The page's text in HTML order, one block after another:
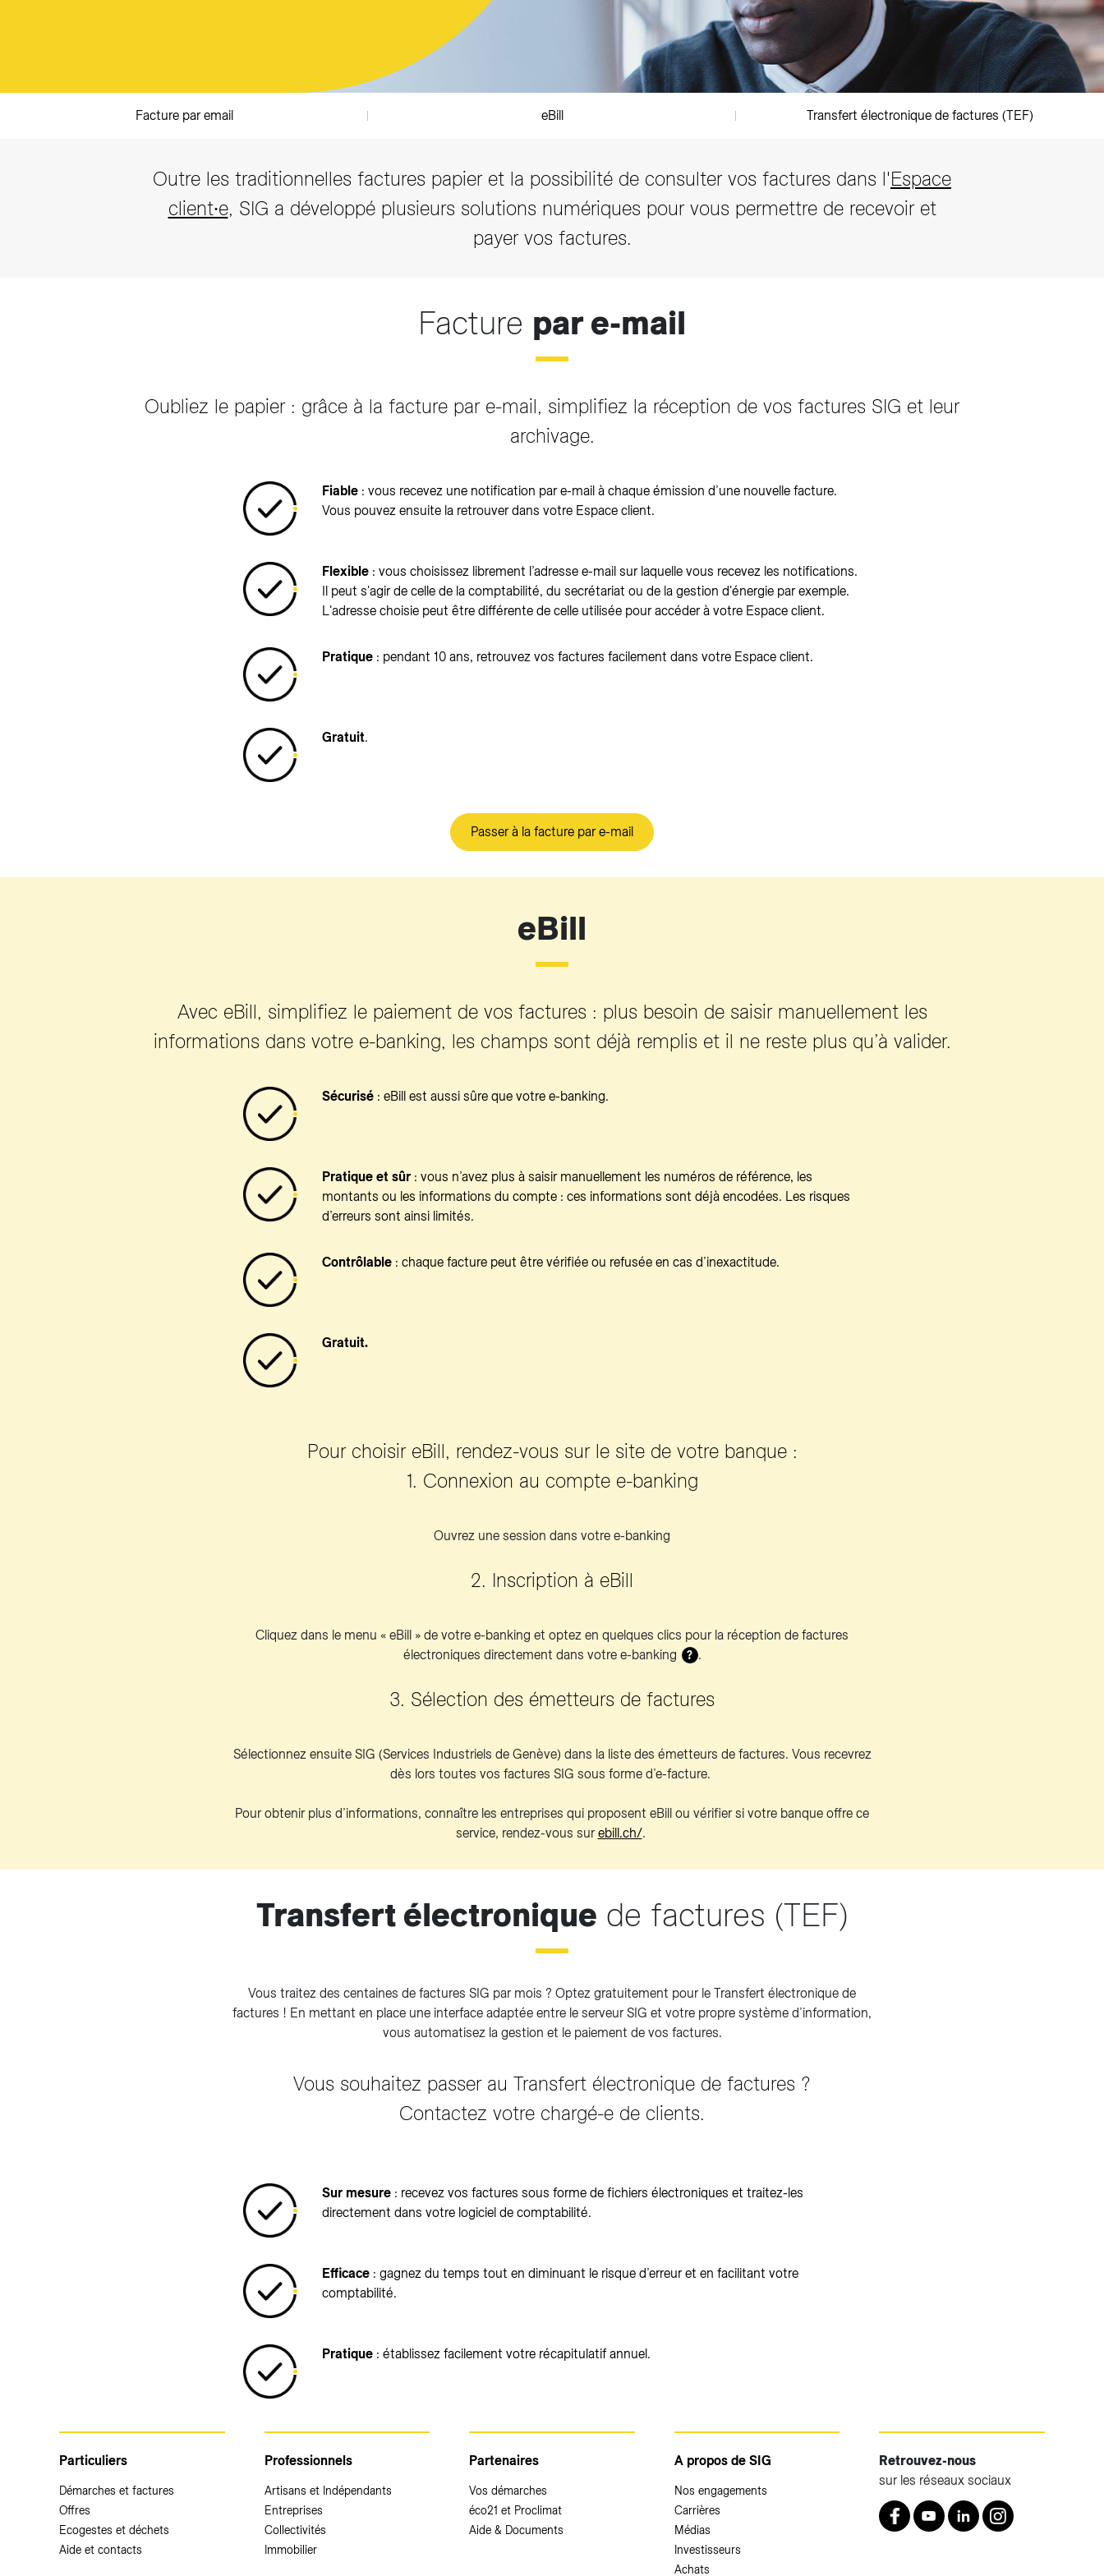
Facture par email eBill Transfert électronique de factures (TEF)
Outre les traditionnelles factures papier et la possibilité de consulter vos factures dans l'Espace
client∙e, SIG a développé plusieurs solutions numériques pour vous permettre de recevoir et
payer vos factures.
Facture par e-mail
Oubliez le papier : grâce à la facture par e-mail, simplifiez la réception de vos factures SIG et leur
archivage.
Fiable : vous recevez une notification par e-mail à chaque émission d’une nouvelle facture.
Vous pouvez ensuite la retrouver dans votre Espace client.
Flexible : vous choisissez librement l’adresse e-mail sur laquelle vous recevez les notifications.
Il peut s'agir de celle de la comptabilité, du secrétariat ou de la gestion d'énergie par exemple.
L'adresse choisie peut être différente de celle utilisée pour accéder à votre Espace client.
Pratique : pendant 10 ans, retrouvez vos factures facilement dans votre Espace client.
Gratuit.
Passer à la facture par e-mail
eBill
Avec eBill, simplifiez le paiement de vos factures : plus besoin de saisir manuellement les
informations dans votre e-banking, les champs sont déjà remplis et il ne reste plus qu’à valider.
Sécurisé : eBill est aussi sûre que votre e-banking.
Pratique et sûr : vous n’avez plus à saisir manuellement les numéros de référence, les
montants ou les informations du compte : ces informations sont déjà encodées. Les risques
d’erreurs sont ainsi limités.
Contrôlable : chaque facture peut être vérifiée ou refusée en cas d’inexactitude.
Gratuit.
Pour choisir eBill, rendez-vous sur le site de votre banque :
1. Connexion au compte e-banking
Ouvrez une session dans votre e-banking
2. Inscription à eBill
Cliquez dans le menu « eBill » de votre e-banking et optez en quelques clics pour la réception de factures
électroniques directement dans votre e-banking
? .
3. Sélection des émetteurs de factures
Sélectionnez ensuite SIG (Services Industriels de Genève) dans la liste des émetteurs de factures. Vous recevrez
dès lors toutes vos factures SIG sous forme d’e-facture.
Pour obtenir plus d’informations, connaître les entreprises qui proposent eBill ou vérifier si votre banque offre ce
service, rendez-vous surebill.ch/.
Transfert électronique de factures (TEF)
Vous traitez des centaines de factures SIG par mois ? Optez gratuitement pour le Transfert électronique de
factures ! En mettant en place une interface adaptée entre le serveur SIG et votre propre système d’information,
vous automatisez la gestion et le paiement de vos factures.
Vous souhaitez passer au Transfert électronique de factures ?
Contactez votre chargé-e de clients.
Sur mesure : recevez vos factures sous forme de fichiers électroniques et traitez-les
directement dans votre logiciel de comptabilité.
Efficace : gagnez du temps tout en diminuant le risque d’erreur et en facilitant votre
comptabilité.
Pratique : établissez facilement votre récapitulatif annuel.
Particuliers
Démarches et factures
Offres
Ecogestes et déchets
Aide et contacts
Professionnels
Artisans et Indépendants
Entreprises
Collectivités
Immobilier
Partenaires
Vos démarches
éco21 et Proclimat
Aide & Documents
A propos de SIG
Nos engagements
Carrières
Médias
Investisseurs
Achats
Retrouvez-nous
sur les réseaux sociaux
Retrouvez nous sur Facebook
YoutubeLinkedInInstagram